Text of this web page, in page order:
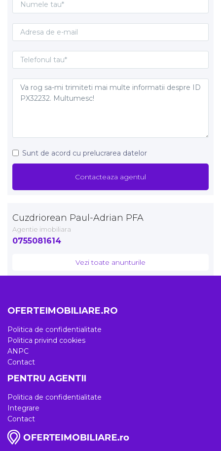
Sunt de acord cu prelucrarea datelor
Cuzdriorean Paul-Adrian PFA
Agentie imobiliara
0755081614
Vezi toate anunturile
OFERTEIMOBILIARE.RO
Politica de confidentialitate
Politica privind cookies
ANPC
Contact
PENTRU AGENTII
Politica de confidentialitate
Integrare
Contact